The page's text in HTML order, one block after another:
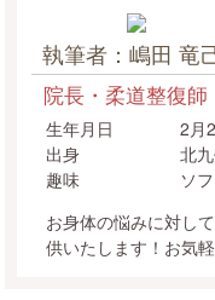
執筆者：嶋田 竜
院長・柔道整復師
生年月日
2月
出身
北
趣味
ソ
お身体の悩みに対し
供いたします！お気